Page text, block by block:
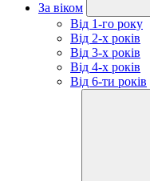
За віком
Від 1-го року
Від 2-х років
Від 3-х років
Від 4-х років
Від 6-ти років